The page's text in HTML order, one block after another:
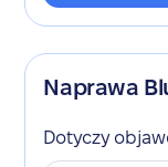
Naprawa
Dotyczy